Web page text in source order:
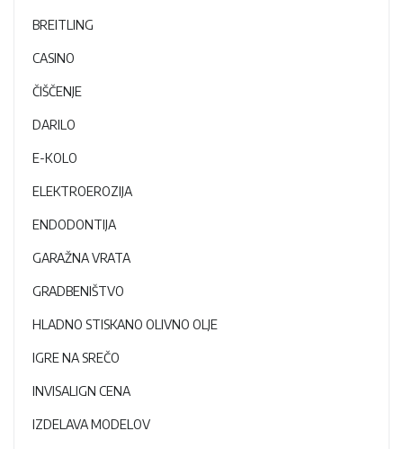
BREITLING
CASINO
ČIŠČENJE
DARILO
E-KOLO
ELEKTROEROZIJA
ENDODONTIJA
GARAŽNA VRATA
GRADBENIŠTVO
HLADNO STISKANO OLIVNO OLJE
IGRE NA SREČO
INVISALIGN CENA
IZDELAVA MODELOV